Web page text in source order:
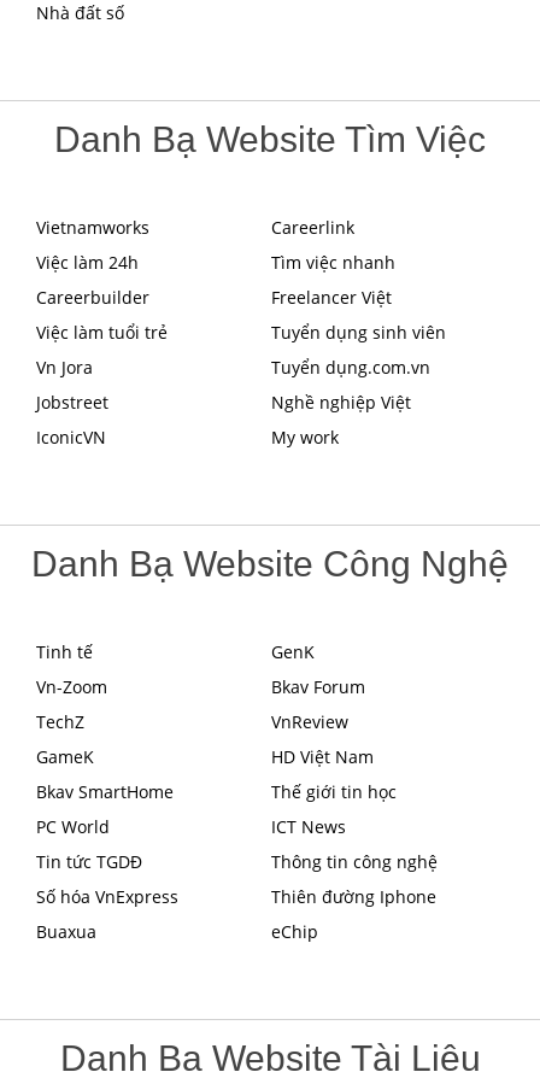
Nhà đất số
Danh Bạ Website Tìm Việc
Vietnamworks
Careerlink
Việc làm 24h
Tìm việc nhanh
Careerbuilder
Freelancer Việt
Việc làm tuổi trẻ
Tuyển dụng sinh viên
Vn Jora
Tuyển dụng.com.vn
Jobstreet
Nghề nghiệp Việt
IconicVN
My work
Danh Bạ Website Công Nghệ
Tinh tế
GenK
Vn-Zoom
Bkav Forum
TechZ
VnReview
GameK
HD Việt Nam
Bkav SmartHome
Thế giới tin học
PC World
ICT News
Tin tức TGDĐ
Thông tin công nghệ
Số hóa VnExpress
Thiên đường Iphone
Buaxua
eChip
Danh Bạ Website Tài Liệu